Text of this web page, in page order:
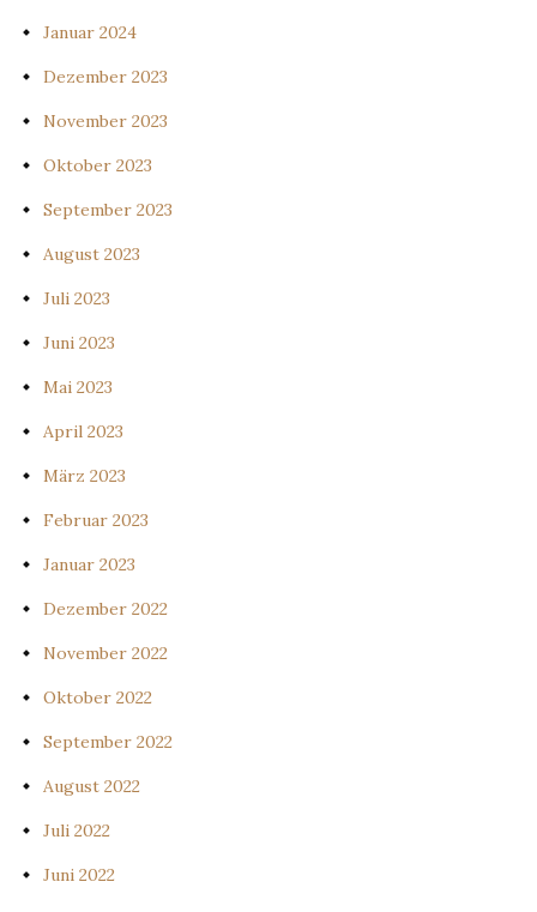
Januar 2024
Dezember 2023
November 2023
Oktober 2023
September 2023
August 2023
Juli 2023
Juni 2023
Mai 2023
April 2023
März 2023
Februar 2023
Januar 2023
Dezember 2022
November 2022
Oktober 2022
September 2022
August 2022
Juli 2022
Juni 2022